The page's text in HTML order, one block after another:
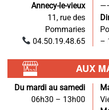
Annecy-le-vieux
11, rue des
Pommaries
04.50.19.48.65
–
AUX
Du mardi au samedi
06h30 – 13h00